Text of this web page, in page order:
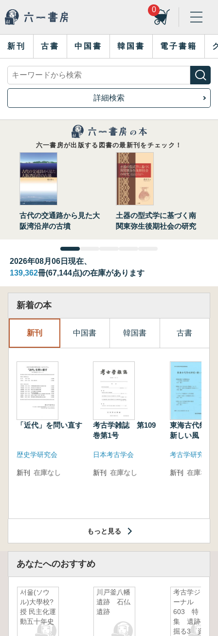
0
新刊 古書 中国書 韓国書 電子書籍
詳細検索
六一書房が出版する図書の最新刊をチェック！
古代の交通路から見た大
阪湾沿岸の古墳
土器の型式学に基づく南
関東弥生後期社会の研究
2026年08月06日現在、
139,362冊(67,144点)の在庫があります
新着の本
新刊 中国書 韓国書 古書
「近代」を問い直す
歴史学研究会
新刊 在庫なし
考古学雑誌 第109
巻第1号
日本考古学会
新刊 在庫なし
東海古代祭祀
新しい風
考古学研究会
新刊 在庫なし
もっと見る
あなたへのおすすめ
서울(ソウ
ル)大學校?
授 民主化運
動五十年史
川戸釜八幡
遺跡 石仏
遺跡
考古学ジャ
ーナル
603 特
集 遺跡を
掘る3 資